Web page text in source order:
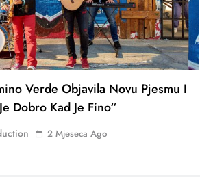
Verde Objavila Novu Pjesmu I
Dobro Kad Je Fino“
2 Mjeseca Ago